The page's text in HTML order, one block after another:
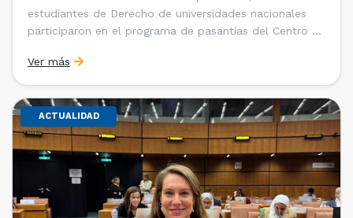
estudiantes de Derecho de universidades nacionales
participaron en el programa de pasantías del Centro de
de Santiago (CCS). Entre el 3 de noviembre y el 30 de
diciembre realizaron su pasantía Ingrid Ivania […]
Ver más
ACTUALIDAD